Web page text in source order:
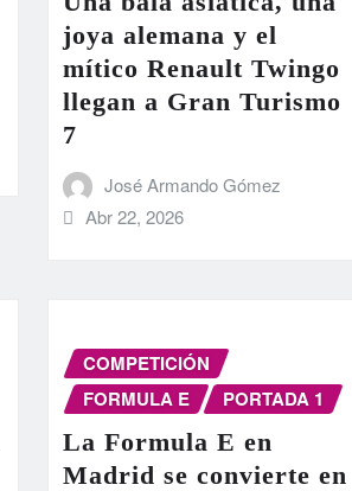
joya alemana y el
mítico Renault Twingo
llegan a Gran Turismo
7
José Armando Gómez
Abr 22, 2026
COMPETICIÓN
FORMULA E
PORTADA 1
La Formula E en
Madrid se convierte en